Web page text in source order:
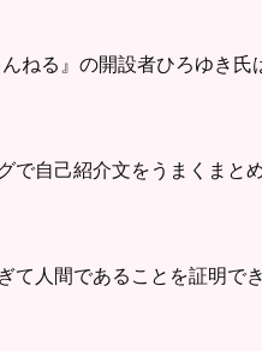
ねる』の開設者ひろゆき
で自己紹介文をうまくまと
て人間であることを証明で